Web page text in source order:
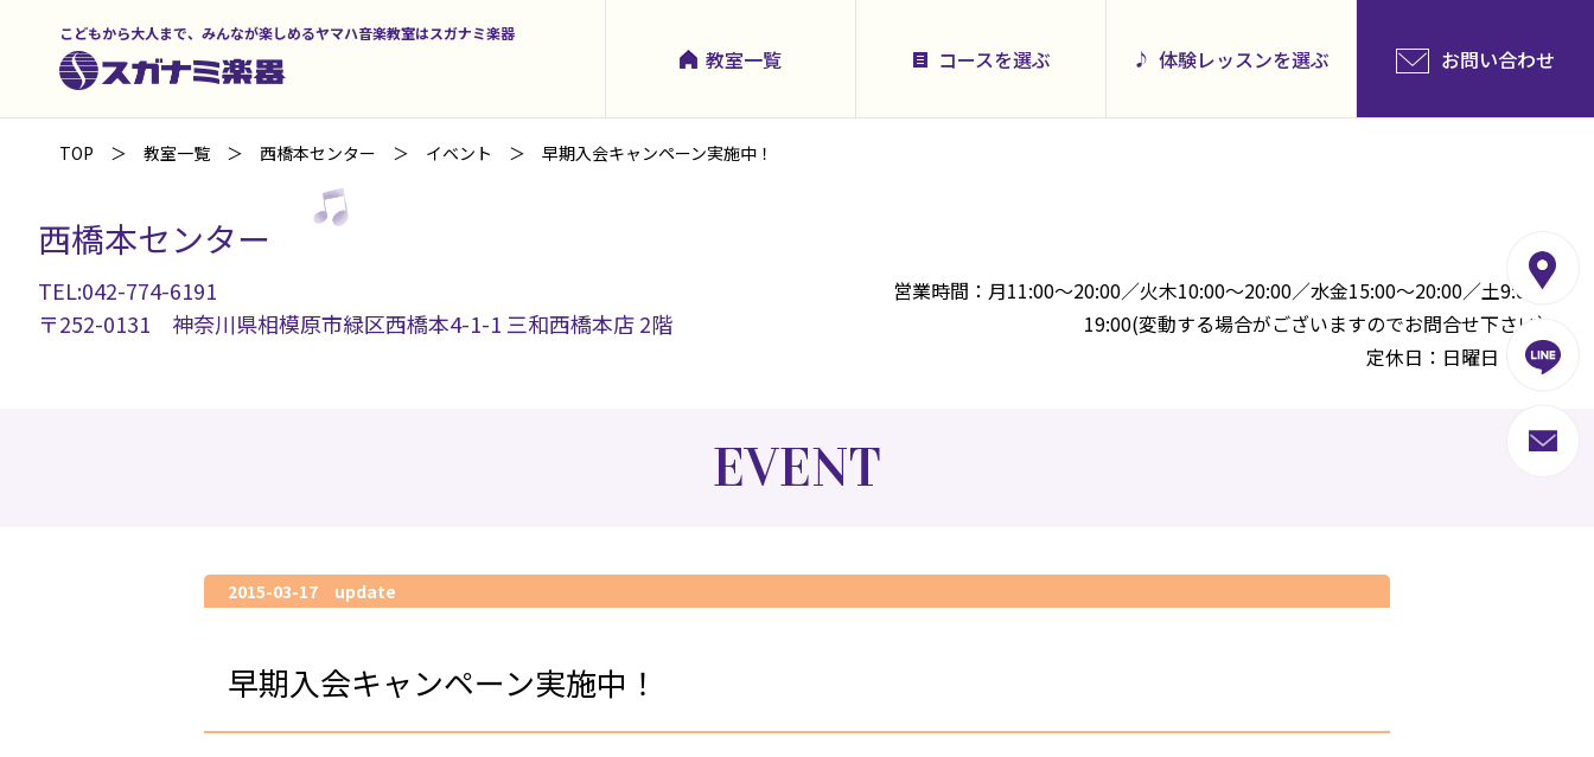
こどもから大人まで、みんなが楽しめるヤマハ音楽教室はスガナミ楽器
教室一覧 コースを選ぶ 体験レッスンを選ぶ お問い合わせ
TOP 教室一覧 西橋本センター イベント 早期入会キャンペーン実施中！
西橋本センター
TEL:042-774-6191
〒252-0131 神奈川県相模原市緑区西橋本4-1-1 三和西橋本店 2階
営業時間：月11:00～20:00／火木10:00～20:00／水金15:00～20:00／土9:00～
19:00(変動する場合がございますのでお問合せ下さい）
定休日：日曜日・祝日
EVENT
2015-03-17 update
早期入会キャンペーン実施中！